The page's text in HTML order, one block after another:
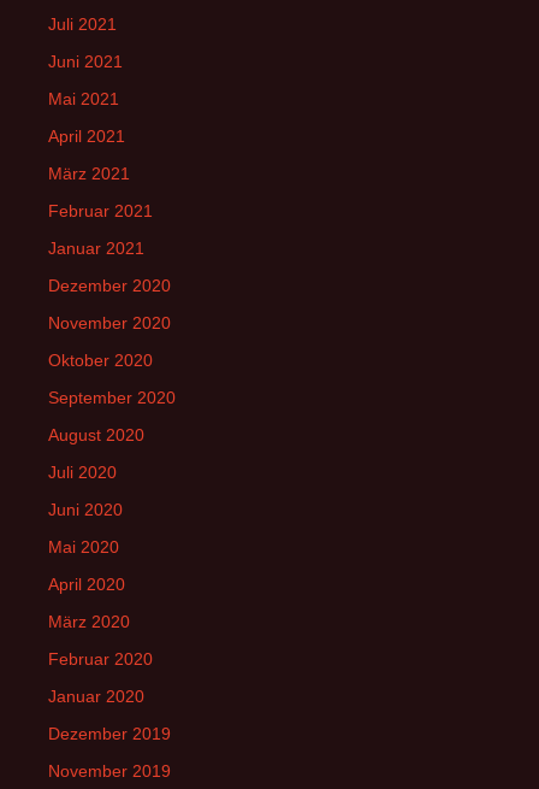
Juli 2021
Juni 2021
Mai 2021
April 2021
März 2021
Februar 2021
Januar 2021
Dezember 2020
November 2020
Oktober 2020
September 2020
August 2020
Juli 2020
Juni 2020
Mai 2020
April 2020
März 2020
Februar 2020
Januar 2020
Dezember 2019
November 2019